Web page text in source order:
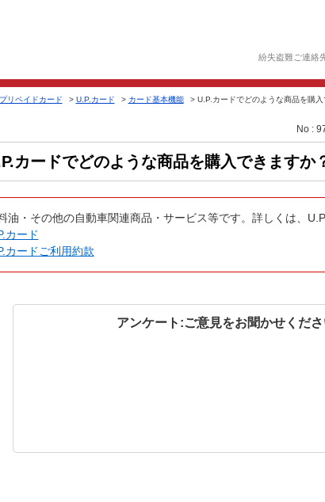
紛失盗難ご連絡
リペイドカード > U.P.カード > カード基本機能 > U.P.カードでどのような商品を購
No :
カードでどのような商品を購入できますか
油・その他の自動車関連商品・サービス等です。詳しくは、
カード
カードご利用約款
アンケート:ご意見をお聞かせくだ